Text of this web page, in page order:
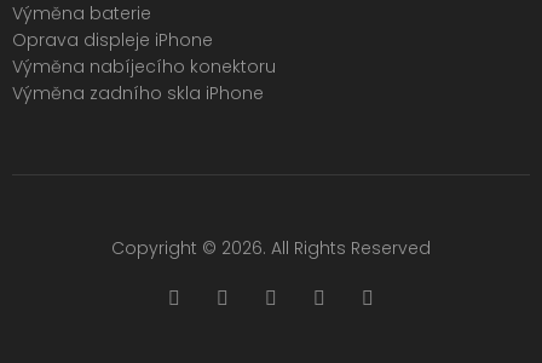
Výměna baterie
Oprava displeje iPhone
Výměna nabíjecího konektoru
Výměna zadního skla iPhone
Copyright © 2026. All Rights Reserved